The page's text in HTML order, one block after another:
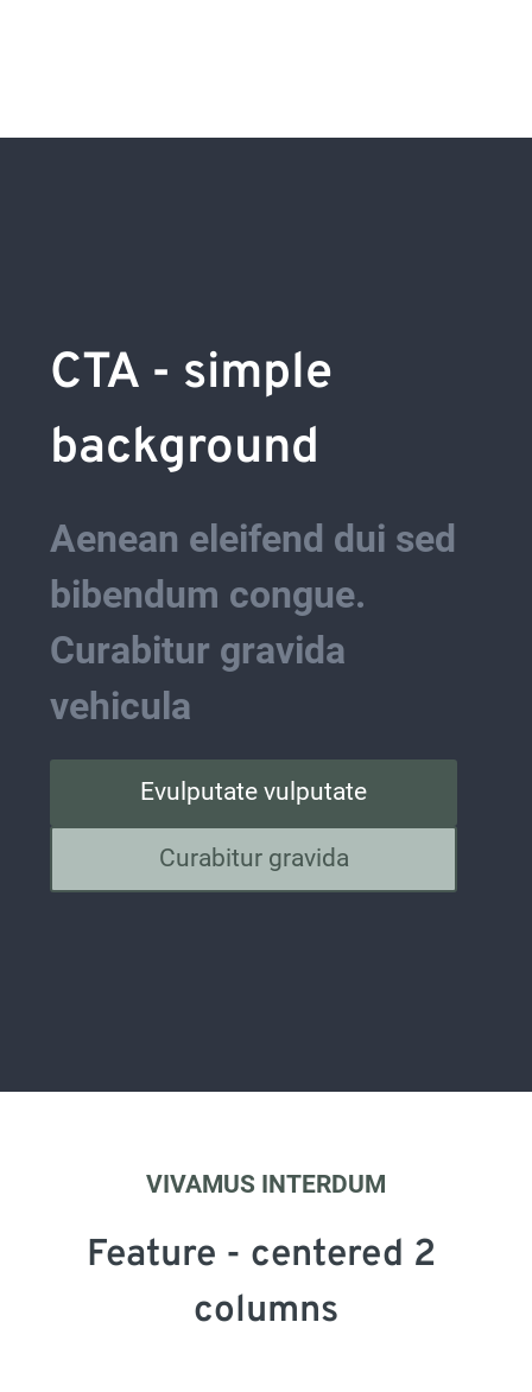
CTA - simple
background
Aenean eleifend dui sed
bibendum congue.
Curabitur gravida
vehicula
Evulputate vulputate
Curabitur gravida
VIVAMUS INTERDUM
Feature - centered 2
columns